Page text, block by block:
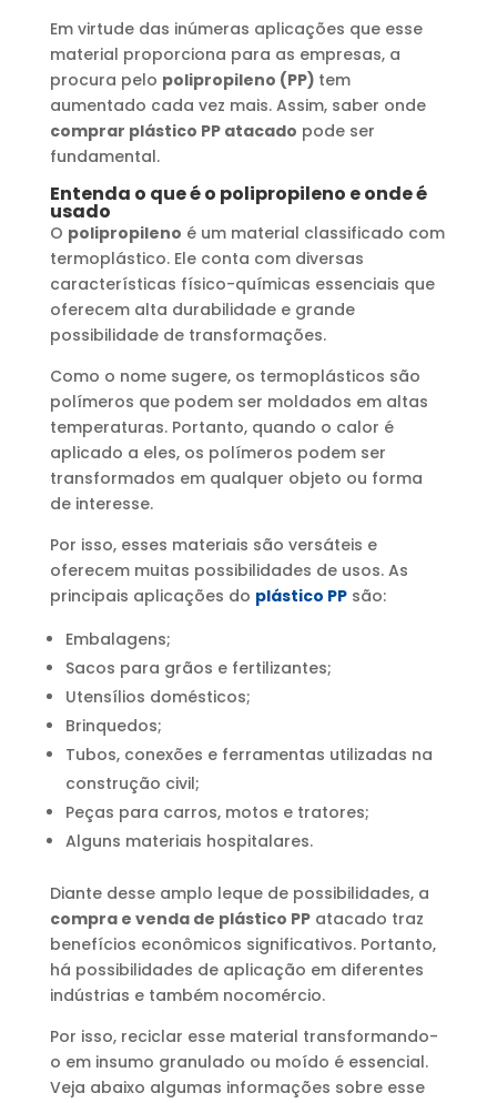
Em virtude das inúmeras aplicações que esse
material proporciona para as empresas, a
procura pelo polipropileno (PP) tem
aumentado cada vez mais. Assim, saber onde
comprar plástico PP atacado pode ser
fundamental.
Entenda o que é o polipropileno e onde é
usado
O polipropileno é um material classificado com
termoplástico. Ele conta com diversas
características físico-químicas essenciais que
oferecem alta durabilidade e grande
possibilidade de transformações.
Como o nome sugere, os termoplásticos são
polímeros que podem ser moldados em altas
temperaturas. Portanto, quando o calor é
aplicado a eles, os polímeros podem ser
transformados em qualquer objeto ou forma
de interesse.
Por isso, esses materiais são versáteis e
oferecem muitas possibilidades de usos. As
principais aplicações do plástico PPsão:
Embalagens;
Sacos para grãos e fertilizantes;
Utensílios domésticos;
Brinquedos;
Tubos, conexões e ferramentas utilizadas na
construção civil;
Peças para carros, motos e tratores;
Alguns materiais hospitalares.
Diante desse amplo leque de possibilidades, a
compra e venda de plástico PPatacado traz
benefícios econômicos significativos. Portanto,
há possibilidades de aplicação em diferentes
indústrias e também nocomércio.
Por isso, reciclar esse material transformando-
o em insumo granulado ou moído é essencial.
Veja abaixo algumas informações sobre esse